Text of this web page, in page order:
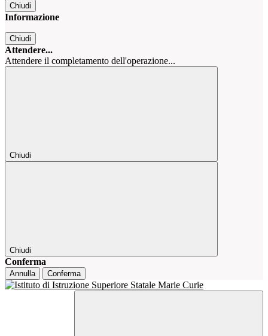
Chiudi
Informazione
Chiudi
Attendere...
Attendere il completamento dell'operazione...
Chiudi
Chiudi
Conferma
Annulla Conferma